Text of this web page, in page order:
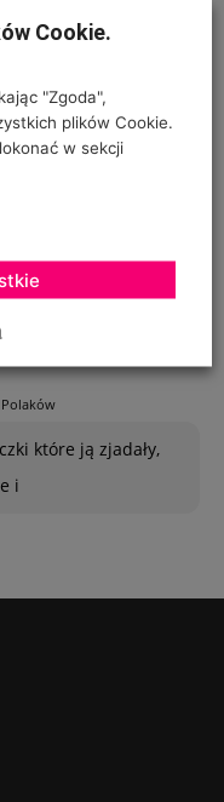
oraz
które ją zjadały,
i
Cookie.
"Zgoda",
plików Cookie.
w sekcji